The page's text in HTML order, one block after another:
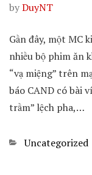
byDuyNT
Gần đây, một MC
nhiều bộ phim ăn
“vạ miệng” trên
báo CAND có bài
trầm” lệch pha,…
Categories
Uncategorized